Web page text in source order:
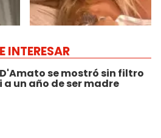
INTERESAR
se mostró sin filtro
a un año de ser madre